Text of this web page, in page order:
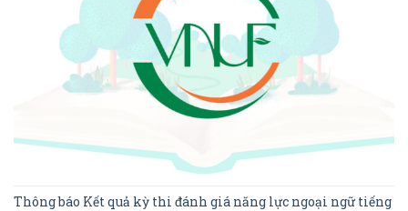
Thông báo Kết quả kỳ thi đánh giá năng lực ngoại ngữ tiếng